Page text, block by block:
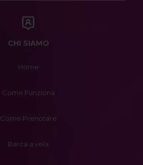
CHI SIAMO
Home
Come Funziona
Come Prenotare
Barca a vela